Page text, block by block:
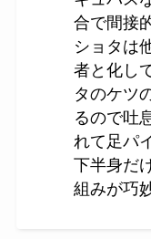
合で間接
ショタは
者と化し
タのケツ
るので吐
れて足パ
下半身だ
組みが巧